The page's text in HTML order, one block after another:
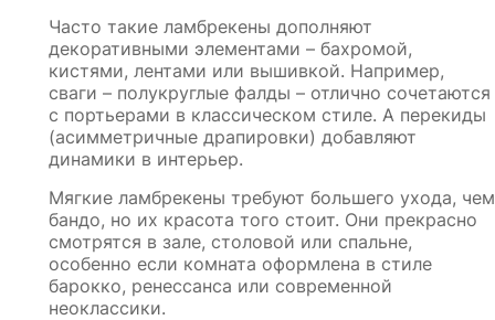
Часто такие ламбрекены дополняют
декоративными элементами – бахромой,
кистями, лентами или вышивкой. Например,
сваги – полукруглые фалды – отлично сочетаются
с портьерами в классическом стиле. А перекиды
(асимметричные драпировки) добавляют
динамики в интерьер.
Мягкие ламбрекены требуют большего ухода, чем
бандо, но их красота того стоит. Они прекрасно
смотрятся в зале, столовой или спальне,
особенно если комната оформлена в стиле
барокко, ренессанса или современной
неоклассики.